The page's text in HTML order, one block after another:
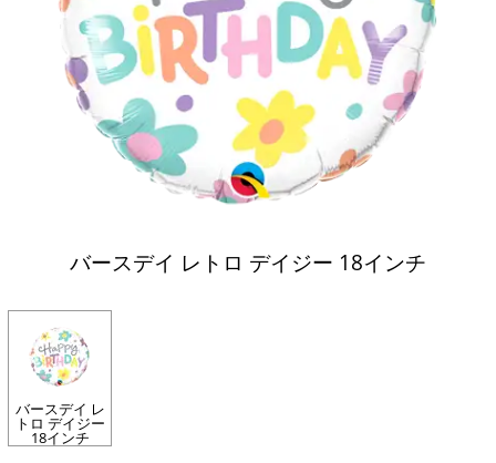
バースデイ レトロ デイジー 18インチ
バースデイ レ
トロ デイジー
18インチ